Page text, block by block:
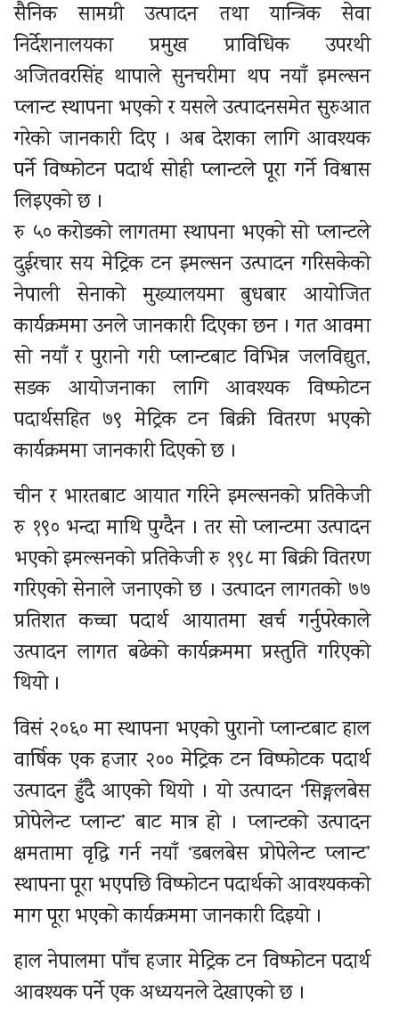
सैनिक सामग्री उत्पादन तथा यान्त्रिक सेवा
निर्देशनालयका प्रमुख प्राविधिक उपरथी
अजितवरसिंह थापाले सुनचरीमा थप नयाँ इमल्सन
प्लान्ट स्थापना भएको र यसले उत्पादनसमेत सुरुआत
गरेको जानकारी दिए । अब देशका लागि आवश्यक
पर्ने विष्फोटन पदार्थ सोही प्लान्टले पूरा गर्ने विश्वास
लिइएको छ ।
रु ५० करोडको लागतमा स्थापना भएको सो प्लान्टले
दुईरचार सय मेट्रिक टन इमल्सन उत्पादन गरिसकेको
नेपाली सेनाको मुख्यालयमा बुधबार आयोजित
कार्यक्रममा उनले जानकारी दिएका छन । गत आवमा
सो नयाँ र पुरानो गरी प्लान्टबाट विभिन्न जलविद्युत,
सडक आयोजनाका लागि आवश्यक विष्फोटन
पदार्थसहित ७९ मेट्रिक टन बिक्री वितरण भएको
कार्यक्रममा जानकारी दिएको छ ।
चीन र भारतबाट आयात गरिने इमल्सनको प्रतिकेजी
रु १९० भन्दा माथि पुग्दैन । तर सो प्लान्टमा उत्पादन
भएको इमल्सनको प्रतिकेजी रु १९८ मा बिक्री वितरण
गरिएको सेनाले जनाएको छ । उत्पादन लागतको ७७
प्रतिशत कच्चा पदार्थ आयातमा खर्च गर्नुपरेकाले
उत्पादन लागत बढेको कार्यक्रममा प्रस्तुति गरिएको
थियो ।
विसं २०६० मा स्थापना भएको पुरानो प्लान्टबाट हाल
वार्षिक एक हजार २०० मेट्रिक टन विष्फोटक पदार्थ
उत्पादन हुँदै आएको थियो । यो उत्पादन ‘सिङ्गलबेस
प्रोपेलेन्ट प्लान्ट’ बाट मात्र हो । प्लान्टको उत्पादन
क्षमतामा वृद्धि गर्न नयाँ ‘डबलबेस प्रोपेलेन्ट प्लान्ट’
स्थापना पूरा भएपछि विष्फोटन पदार्थको आवश्यकको
माग पूरा भएको कार्यक्रममा जानकारी दिइयो ।
हाल नेपालमा पाँच हजार मेट्रिक टन विष्फोटन पदार्थ
आवश्यक पर्ने एक अध्ययनले देखाएको छ ।